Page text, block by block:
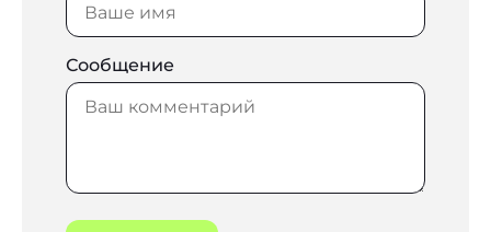
Сообщение